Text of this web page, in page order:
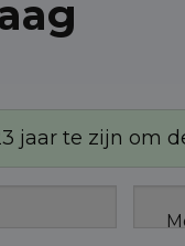
jaar te zijn om